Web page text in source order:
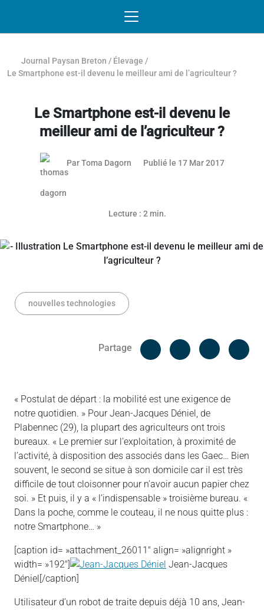
Journal Paysan Breton / Élevage /
Le Smartphone est-il devenu le meilleur ami de l’agriculteur ?
Le Smartphone est-il devenu le
meilleur ami de l’agriculteur ?
ParToma Dagorn Publié le 17 Mar 201717 mars
Lecture : 2 min.
nouvelles technologies
Partage
Facebook
« Postulat de départ : la mobilité est une exigence de
notre quotidien. » Pour Jean-Jacques Déniel, de
Plabennec (29), la plupart des agriculteurs ont trois
bureaux. « Le premier sur l’exploitation, à proximité de
l’activité, à disposition des associés dans les Gaec… Bien
souvent, le second se situe à son domicile car il est très
difficile de tout cloisonner pour n’avoir aucun papier chez
soi. » Et puis, il y a « l’indispensable » troisième bureau. «
Dans la poche, comme le couteau, il ne nous quitte plus :
notre Smartphone… »
[caption id= »attachment_26011″ align= »alignright »
width= »192″]
Jean-Jacques
Déniel[/caption]
Utilisateur d’un robot de traite depuis déjà 10 ans, Jean-